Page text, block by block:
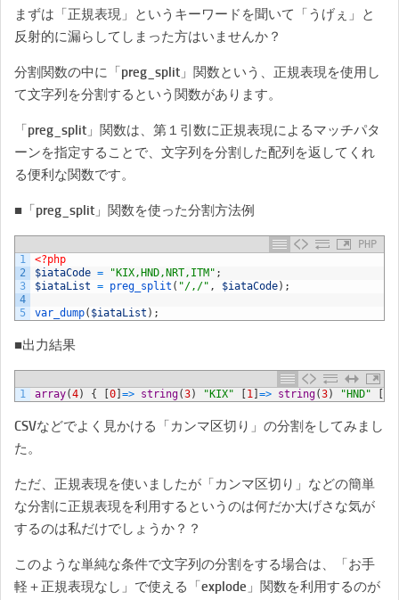
まずは「正規表現」というキーワードを聞いて「うげぇ」と
反射的に漏らしてしまった方はいませんか？
分割関数の中に「preg_split」関数という、正規表現を使用し
て文字列を分割するという関数があります。
「preg_split」関数は、第１引数に正規表現によるマッチパタ
ーンを指定することで、文字列を分割した配列を返してくれ
る便利な関数です。
■「preg_split」関数を使った分割方法例
PHP
1
2
3
4
5
<?php
$iataCode = "KIX,HND,NRT,ITM" ;
$iataList = preg_split ( "/,/" , $iataCode) ;
var_dump( $iataList ) ;
■出力結果
1 array(4) { 0 => string(3) "KIX" 1 => string(3) "HND"
CSVなどでよく見かける「カンマ区切り」の分割をしてみまし
た。
ただ、正規表現を使いましたが「カンマ区切り」などの簡単
な分割に正規表現を利用するというのは何だか大げさな気が
するのは私だけでしょうか？？
このような単純な条件で文字列の分割をする場合は、「お手
軽＋正規表現なし」で使える「explode」関数を利用するのが